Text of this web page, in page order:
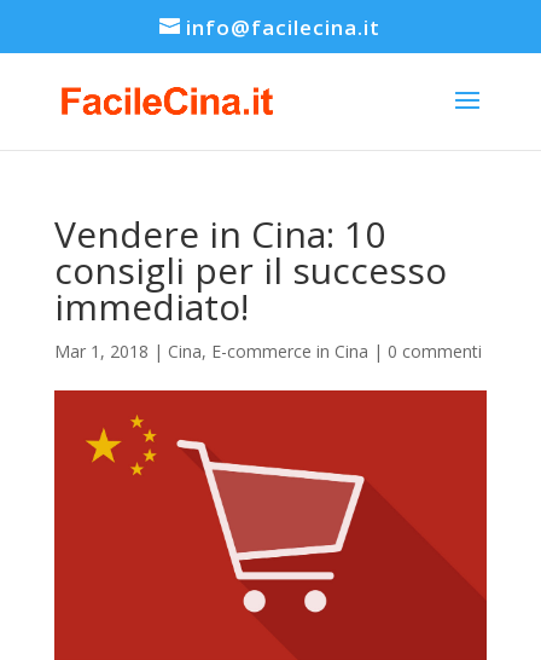
info@facilecina.it
Vendere in Cina: 10
consigli per il successo
immediato!
Mar 1, 2018 | Cina, E-commerce in Cina | 0 commenti